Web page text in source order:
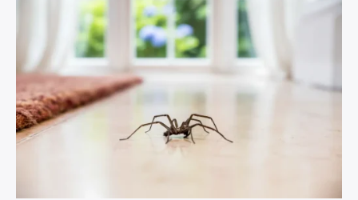
Art & Décoration
Portraits